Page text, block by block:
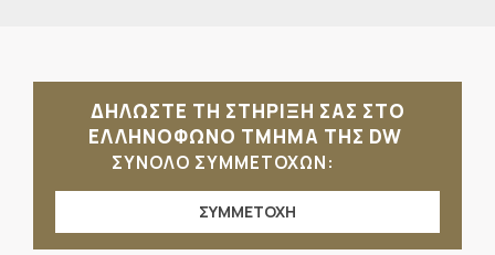
ΔΗΛΩΣΤΕ ΤΗ ΣΤΗΡΙΞΗ ΣΑΣ ΣΤΟ
ΕΛΛΗΝΟΦΩΝΟ ΤΜΗΜΑ ΤΗΣ DW
ΣΥΝΟΛΟ ΣΥΜΜΕΤΟΧΩΝ:
ΣΥΜΜΕΤΟΧΗ